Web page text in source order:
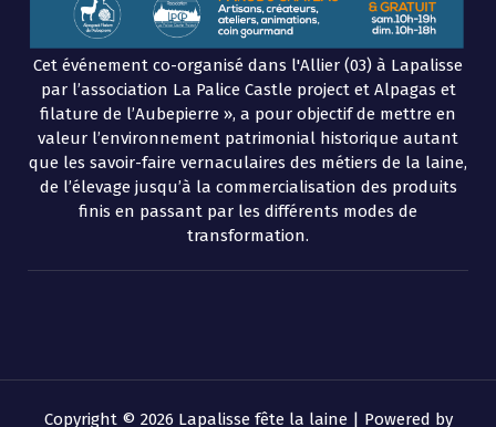
Cet événement co-organisé dans l'Allier (03) à Lapalisse
par l’association La Palice Castle project et Alpagas et
filature de l’Aubepierre », a pour objectif de mettre en
valeur l’environnement patrimonial historique autant
que les savoir-faire vernaculaires des métiers de la laine,
de l’élevage jusqu’à la commercialisation des produits
finis en passant par les différents modes de
transformation.
Copyright © 2026 Lapalisse fête la laine | Powered by